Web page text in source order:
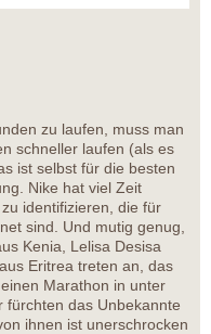
zu laufen, muss man
schneller laufen (als es
ist selbst für die besten
Nike hat viel Zeit
identifizieren, die für
sind. Und mutig genug,
Kenia, Lelisa Desisa
Eritrea treten an, das
Marathon in unter
fürchten das Unbekannte
ihnen ist unerschrocken